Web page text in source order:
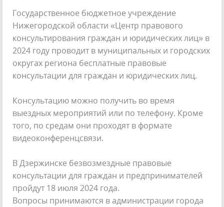
Государственное бюджетное учреждение
Нижегородской области «Центр правового
консультирования граждан и юридических лиц» в
2024 году проводит в муниципальных и городских
округах региона бесплатные правовые
консультации для граждан и юридических лиц.
Консультацию можно получить во время
выездных мероприятий или по телефону. Кроме
того, по средам они проходят в формате
видеоконференцсвязи.
В Дзержинске безвозмездные правовые
консультации для граждан и предпринимателей
пройдут 18 июля 2024 года.
Вопросы принимаются в администрации города